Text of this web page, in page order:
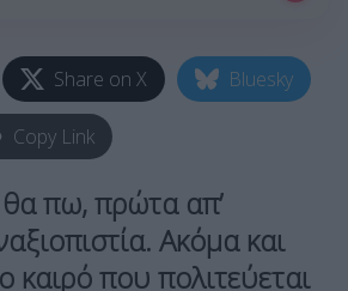
Share on X Bluesky
Copy Link
πω, πρώτα απ’
. Ακόμα και
καιρό που πολιτεύεται